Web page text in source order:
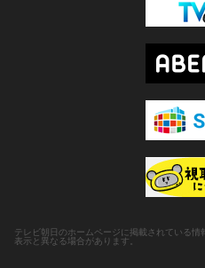
テレビ朝日のホームページに掲載されている
表示と異なる場合があります。